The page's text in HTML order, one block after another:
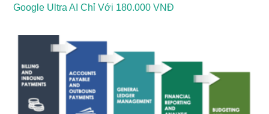
Google Ultra AI Chỉ Với 180.000 VNĐ